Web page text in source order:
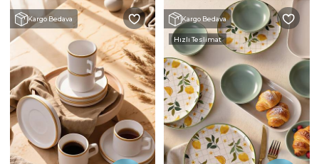
Kargo Bedava Kargo Bedava
Hızlı Teslimat